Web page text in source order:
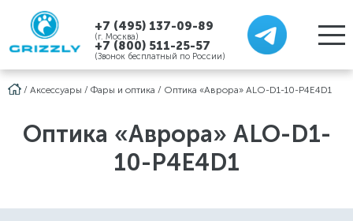
+7 (495) 137-09-89
(г. Москва)
+7 (800) 511-25-57
(Звонок бесплатный по России)
/ Аксессуары / Фары и оптика / Оптика «Аврора» ALO-D1-10-P4E4D1
Оптика «Аврора» ALO-D1-
10-P4E4D1